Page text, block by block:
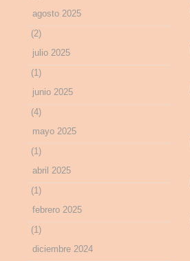
agosto 2025
(2)
julio 2025
(1)
junio 2025
(4)
mayo 2025
(1)
abril 2025
(1)
febrero 2025
(1)
diciembre 2024